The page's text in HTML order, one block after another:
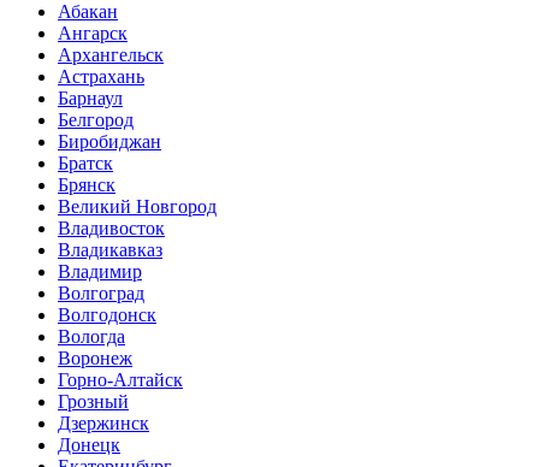
Абакан
Ангарск
Архангельск
Астрахань
Барнаул
Белгород
Биробиджан
Братск
Брянск
Великий Новгород
Владивосток
Владикавказ
Владимир
Волгоград
Волгодонск
Вологда
Воронеж
Горно-Алтайск
Грозный
Дзержинск
Донецк